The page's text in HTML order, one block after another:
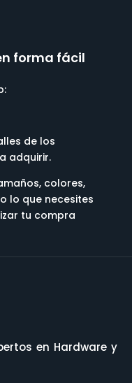
forma fácil
de los
adquirir.
colores,
lo que necesites
tu compra
en Hardware y